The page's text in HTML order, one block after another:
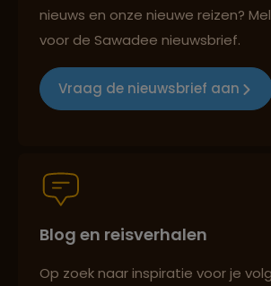
Reizen met oog voor mens,
Persoonlijk en deskundig
nieuws en onze nieuwe reizen?
voor de Sawadee nieuwsbrief.
Vraag de nieuwsbrief aan
Blog en reisverhalen
Op zoek naar inspiratie voor je